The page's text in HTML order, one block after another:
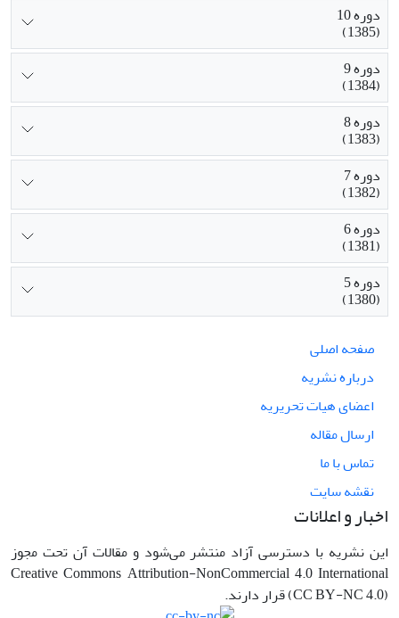
دوره 10
(1385)
دوره 9
(1384)
دوره 8
(1383)
دوره 7
(1382)
دوره 6
(1381)
دوره 5
(1380)
صفحه اصلی
درباره نشریه
اعضای هیات تحریریه
ارسال مقاله
تماس با ما
نقشه سایت
اخبار و اعلانات
این نشریه با دسترسی آزاد منتشر می‌شود و مقالات آن تحت مجوز
Creative Commons Attribution-NonCommercial 4.0 International
(CC BY-NC 4.0) قرار دارند.